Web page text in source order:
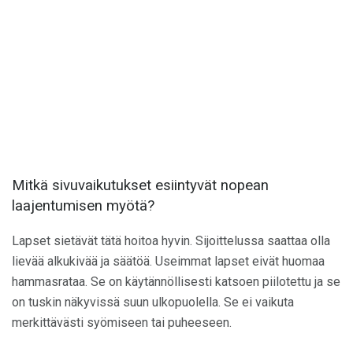
Mitkä sivuvaikutukset esiintyvät nopean
laajentumisen myötä?
Lapset sietävät tätä hoitoa hyvin. Sijoittelussa saattaa olla
lievää alkukivää ja säätöä. Useimmat lapset eivät huomaa
hammasrataa. Se on käytännöllisesti katsoen piilotettu ja se
on tuskin näkyvissä suun ulkopuolella. Se ei vaikuta
merkittävästi syömiseen tai puheeseen.